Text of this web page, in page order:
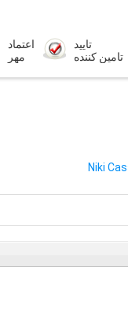
اعتماد
مهر
تایید
تامین کننده
Niki